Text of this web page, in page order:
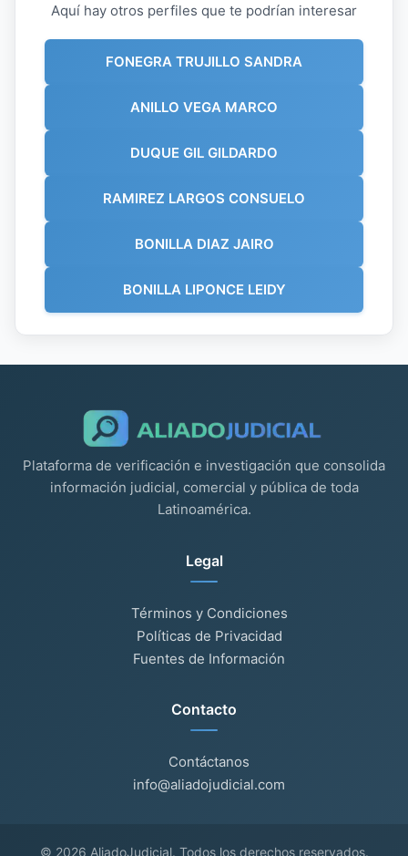
Aquí hay otros perfiles que te podrían interesar
FONEGRA TRUJILLO SANDRA
ANILLO VEGA MARCO
DUQUE GIL GILDARDO
RAMIREZ LARGOS CONSUELO
BONILLA DIAZ JAIRO
BONILLA LIPONCE LEIDY
Plataforma de verificación e investigación que consolida
información judicial, comercial y pública de toda
Latinoamérica.
Legal
Términos y Condiciones
Políticas de Privacidad
Fuentes de Información
Contacto
Contáctanos
info@aliadojudicial.com
© 2026 AliadoJudicial. Todos los derechos reservados.